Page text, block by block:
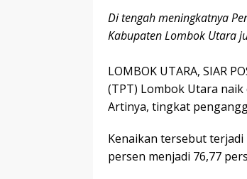
Di tengah meningkatnya
Kabupaten Lombok Utara
LOMBOK UTARA, SIAR
(TPT) Lombok Utara naik
Artinya, tingkat
Kenaikan tersebut
persen menjadi 76,77